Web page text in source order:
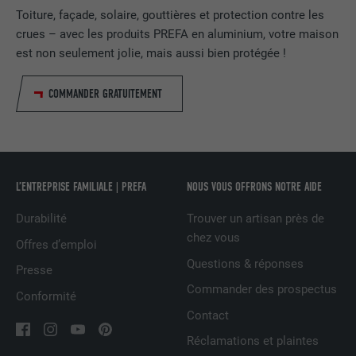
Toiture, façade, solaire, gouttières et protection contre les
crues – avec les produits PREFA en aluminium, votre maison
est non seulement jolie, mais aussi bien protégée !
COMMANDER GRATUITEMENT
L’ENTREPRISE FAMILIALE | PREFA
Durabilité
Offres d’emploi
Presse
Conformité
NOUS VOUS OFFRONS NOTRE AIDE
Trouver un artisan près de
chez vous
Questions & réponses
Commander des prospectus
Contact
Réclamations et plaintes
FOURNISSEUR Google Universal Analytics
Enregistre un identifiant unique utilisé
site Internet.
FOURNISSEUR Google Optimize
EXPIRATION
UTILITÉ
Est placé afin de tester si le navigateur
contient aucun élément d'identification.
(p. ex. 10 ou 20) et si le filtre Google
SafeSearch doit être activé ou non.
NOM lang
l'utilisateur pour un site Internet.
NOM
FOURNISSEUR
EXPIRATION